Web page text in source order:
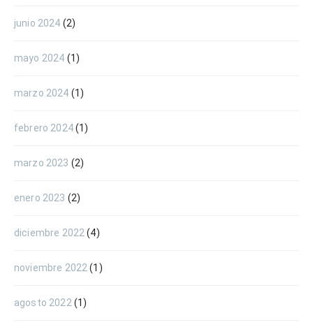
junio 2024 (2)
mayo 2024 (1)
marzo 2024 (1)
febrero 2024(1)
marzo 2023 (2)
enero 2023 (2)
diciembre 2022 (4)
noviembre 2022 (1)
agosto 2022 (1)